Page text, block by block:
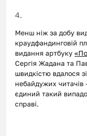
4.
Менш ніж за добу
краудфандинговій
видання артбуку
Сергія Жадана та
швидкістю вдалося
небайдужих
єдиний такий
справі.